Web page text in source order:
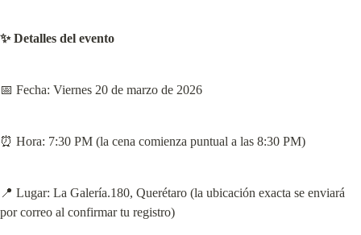
✨ Detalles del evento
📅 Fecha: Viernes 20 de marzo de 2026
⏰ Hora: 7:30 PM (la cena comienza puntual a las 8:30 PM)
📍 Lugar: La Galería.180, Querétaro (la ubicación exacta se enviará
por correo al confirmar tu registro)